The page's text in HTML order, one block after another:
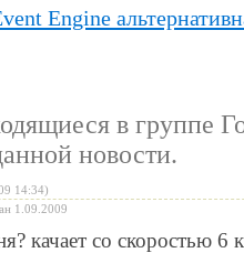
Engine
модель
свою любовь» —
Валентина
в группе
новости.
14:34)
1.09.2009
качает со скоростью 6